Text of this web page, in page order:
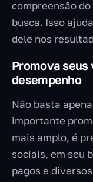
compreensão
busca. Isso
dele nos
Promova seus
desempenho
Não basta
importante
mais amplo, é
sociais, em seu
pagos e